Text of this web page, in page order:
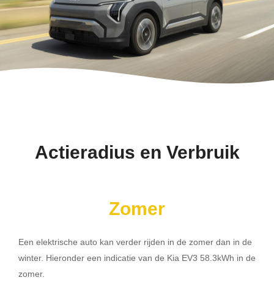
Actieradius en Verbruik
Zomer
Een elektrische auto kan verder rijden in de zomer dan in de
winter. Hieronder een indicatie van de Kia EV3 58.3kWh in de
zomer.